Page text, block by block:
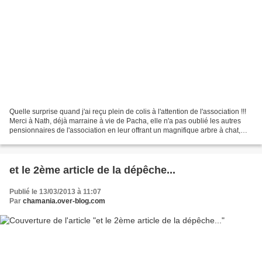
Quelle surprise quand j'ai reçu plein de colis à l'attention de l'association !!!
Merci à Nath, déjà marraine à vie de Pacha, elle n'a pas oublié les autres
pensionnaires de l'association en leur offrant un magnifique arbre à chat,
et le 2ème article de la dépêche...
Publié le 13/03/2013 à 11:07
Par chamania.over-blog.com